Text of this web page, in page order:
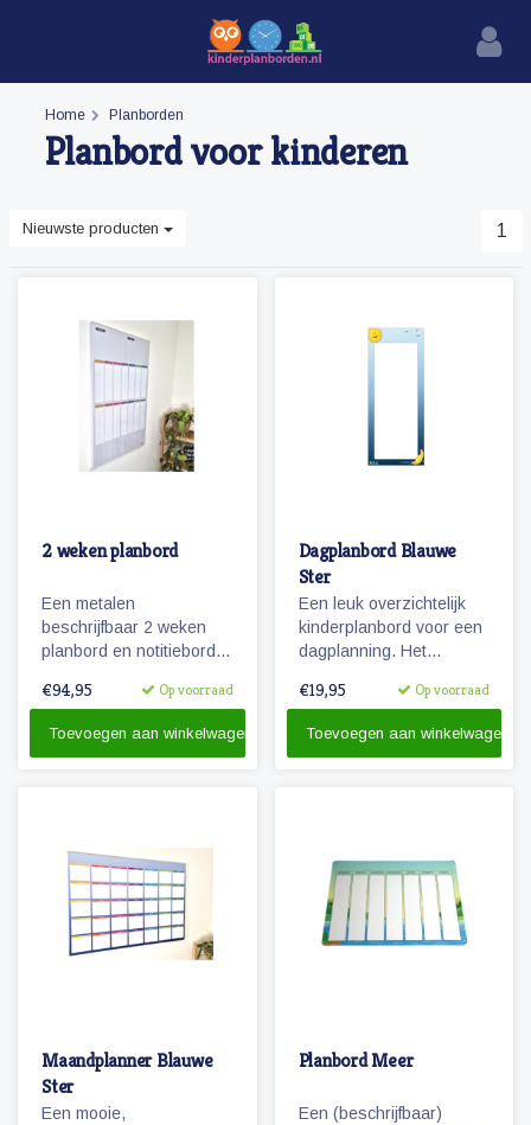
Home Planborden
Planbord voor kinderen
Nieuwste producten 1
2 weken planbord
Een metalen
beschrijfbaar 2 weken
planbord en notitiebord
€94,95 Op voorraad
Toevoegen aan winkelwagen
Dagplanbord Blauwe
Ster
Een leuk overzichtelijk
kinderplanbord voor een
dagplanning. Het
magnetische
beschrijfbaar met
€19,95 Op voorraad
Toevoegen aan winkelwagen
Maandplanner Blauwe
Ster
Een mooie,
Planbord Meer
Een (beschrijfbaar)